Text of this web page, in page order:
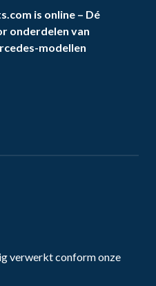
is online – Dé
onderdelen van
modellen
verwerkt conform onze